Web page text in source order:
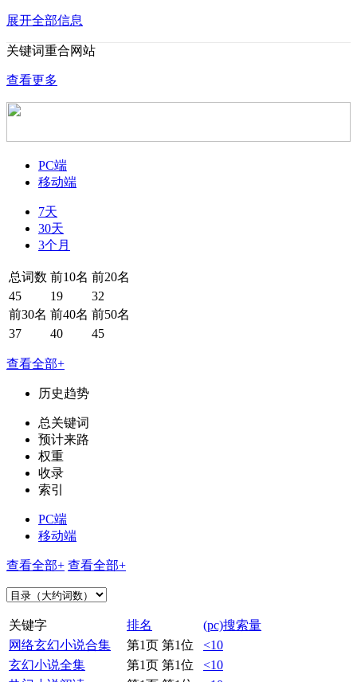
展开全部信息
关键词重合网站
查看更多
PC端
移动端
7天
30天
3个月
总词数 前10名 前20名
45
19
32
前30名 前40名 前50名
37
40 45
查看全部+
历史趋势
总关键词
预计来路
权重
收录
索引
PC端
移动端
查看全部+ 查看全部+
关键字 排名
(pc)搜索量
网络玄幻小说合集
第1页 第1位
<10
玄幻小说全集
第1页 第1位
<10